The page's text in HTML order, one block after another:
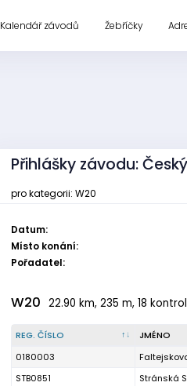
Kalendář závodů Žebříčky
Přihlášky závodu:
pro kategorii: W20
Datum:
Místo konání:
Pořadatel:
W20 22.90 km, 235 m, 18 kontrol
REG. ČÍSLO JMÉNO
0180003
STB0851
Stránská